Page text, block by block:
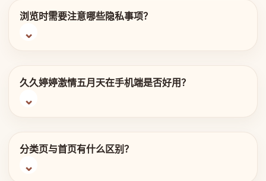
浏览时需要注意哪些隐私事项？
久久婷婷激情五月天在手机端是否好用？
分类页与首页有什么区别？